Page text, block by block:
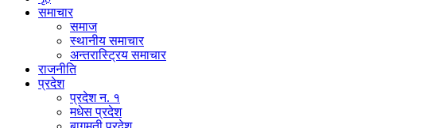
समाचार
समाज
स्थानीय समाचार
अन्तरास्ट्रिय समाचार
राजनीति
प्रदेश
प्रदेश न. १
मधेस प्रदेश